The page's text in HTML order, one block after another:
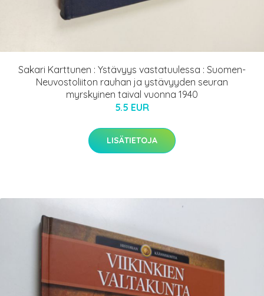
Sakari Karttunen : Ystävyys vastatuulessa : Suomen-
Neuvostoliiton rauhan ja ystävyyden seuran
myrskyinen taival vuonna 1940
5.5 EUR
LISÄTIETOJA